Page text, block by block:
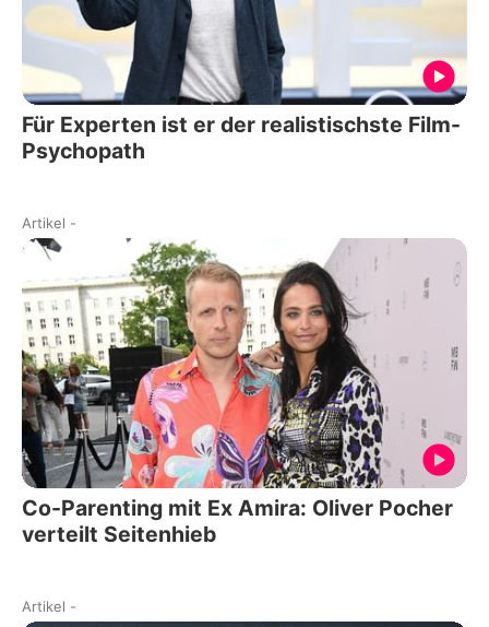
Für Experten ist er der realistischste Film-
Psychopath
Artikel -
Co-Parenting mit Ex Amira: Oliver Pocher
verteilt Seitenhieb
Artikel -